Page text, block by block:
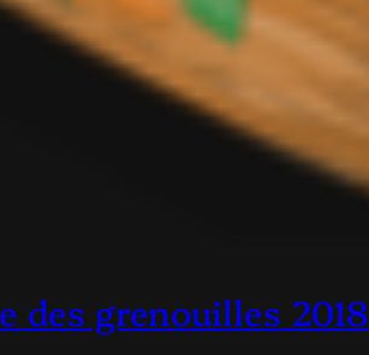
des grenouilles 2018